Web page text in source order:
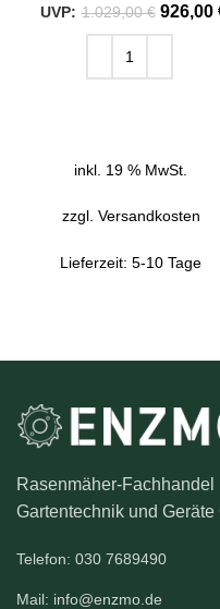
1.029,00€ 926,00
inkl. 19 % MwSt.
zzgl. Versandkosten
Lieferzeit: 5-10 Tage
Rasenmäher-Fachhandel
Gartentechnik und
Telefon: 030 7689490
Mail: info@enzmo.de